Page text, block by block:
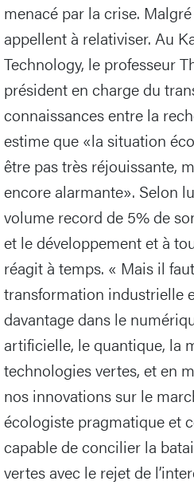
menacé par la crise.
appellent à relativiser. Au
Technology, le professeur
président en charge du
connaissances entre la
estime que «la situation
être pas très réjouissante,
encore alarmante». Selon
volume record de 5% de
et le développement et à
réagit à temps. « Mais il
transformation industrielle
davantage dans le
artificielle, le quantique, la
technologies vertes, et en
nos innovations sur le
écologiste pragmatique et
capable de concilier la
vertes avec le rejet de